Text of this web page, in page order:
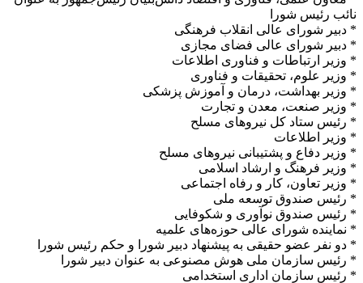
نائب رئیس شورا
* دبیر شورای عالی انقلاب فرهنگی
* دبیر شورای عالی فضای مجازی
* وزیر ارتباطات و فناوری اطلاعات
* وزیر علوم، تحقیقات و فناوری
* وزیر بهداشت، درمان و آموزش پزشکی
* وزیر صنعت، معدن و تجارت
* رئیس ستاد کل نیروهای مسلح
* وزیر اطلاعات
* وزیر دفاع و پشتیبانی نیروهای مسلح
* وزیر فرهنگ و ارشاد اسلامی
* وزیر تعاون، کار و رفاه اجتماعی
* رئیس صندوق توسعه ملی
* رئیس صندوق نوآوری و شکوفایی
* نماینده شورای عالی حوزه‌های علمیه
* دو نفر عضو حقیقی به پیشنهاد دبیر شورا و حکم رئیس شورا
* رئیس سازمان ملی هوش مصنوعی به عنوان دبیر شورا
* رئیس سازمان اداری استخدامی